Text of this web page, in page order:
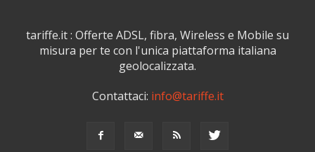
tariffe.it : Offerte ADSL, fibra, Wireless e Mobile su
misura per te con l'unica piattaforma italiana
geolocalizzata.
Contattaci: info@tariffe.it